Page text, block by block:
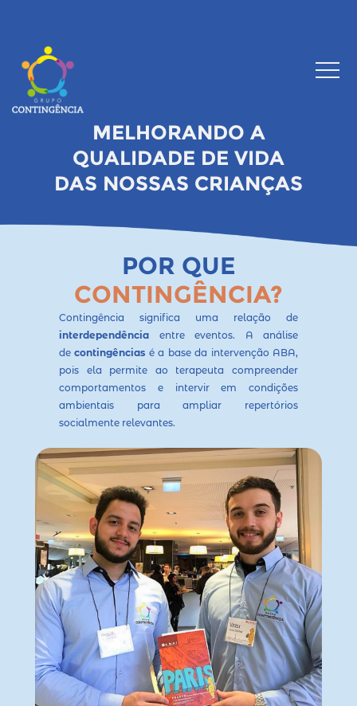
MELHORANDO A
QUALIDADE DE VIDA
DAS NOSSAS CRIANÇAS
POR QUE
CONTINGÊNCIA?
Contingência significa uma relação de
interdependência entre eventos. A análise
decontingências é a base da intervenção ABA,
pois ela permite ao terapeuta compreender
comportamentos e intervir em condições
ambientais para ampliar repertórios
socialmente relevantes.